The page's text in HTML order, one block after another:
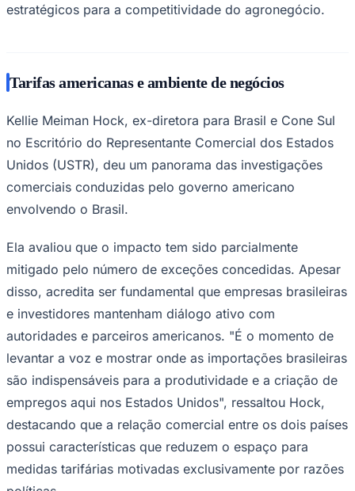
Copa do Brasil
Premier League
Mundial 2026
estratégicos para a competitividade do agronegócio.
Tarifas americanas e ambiente de negócios
Kellie Meiman Hock, ex-diretora para Brasil e Cone Sul
no Escritório do Representante Comercial dos Estados
Unidos (USTR), deu um panorama das investigações
comerciais conduzidas pelo governo americano
envolvendo o Brasil.
Ela avaliou que o impacto tem sido parcialmente
mitigado pelo número de exceções concedidas. Apesar
disso, acredita ser fundamental que empresas brasileiras
e investidores mantenham diálogo ativo com
autoridades e parceiros americanos. "É o momento de
levantar a voz e mostrar onde as importações brasileiras
são indispensáveis para a produtividade e a criação de
empregos aqui nos Estados Unidos", ressaltou Hock,
destacando que a relação comercial entre os dois países
possui características que reduzem o espaço para
medidas tarifárias motivadas exclusivamente por razões